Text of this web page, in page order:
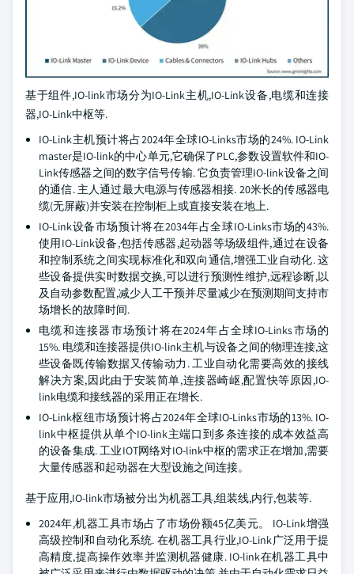
基于组件,IO-link市场分为IO-Link主机,IO-Link设备,电缆和连接
器,IO-Link中枢等.
IO-Link主机预计将占2024年全球IO-Links市场的24%. IO-Link
master是IO-link的中心单元,它确保了PLC,参数设置软件和IO-
Link传感器之间的数字信号传输. 它负责管理IO-link设备之间
的通信. 主人通过最大电源与传感器相接. 20米长的传感器电
缆(无屏蔽)并安装在控制柜上或直接安装在地上.
IO-Link设备市场预计将在2034年占全球IO-Links市场的43%.
使用IO-Link设备,包括传感器,起动器等场级组件,通过在设备
和控制系统之间实现标准化和双向通信,增强工业自动化. 这
些设备提供实时数据交换,可以进行预测性维护,远程诊断,以
及自动参数配置,减少人工干预并尽量减少在预测期间支持市
场增长的故障时间.
电缆和连接器市场预计将在2024年占全球IO-Links市场的
15%. 电缆和连接器提供IO-link主机与设备之间的物理连接,这
些设备既传输数据又传输动力. 工业自动化需要高效的接线
解决方案,因此由于安装简单,连接器崎岖,配置快等原因,IO-
link电缆和接线器的采用正在增长.
IO-Link枢纽市场预计将占2024年全球IO-Links市场的13%. IO-
link中枢提供从单个IO-link主端口到多条连接的成本效益高
的设备集成. 工业IOT网络对IO-link中枢的需求正在增加,需要
大量传感器和起动器在大型设施之间连接。
基于应用,IO-link市场被分出为机器工具,组装线,内行,包装等.
2024年,机器工具市场占了市场份额45亿美元。 IO-Link增强
高级控制和自动化系统. 在机器工具行业,IO-Link广泛用于提
高精度,提高操作效率并监测机器健康. IO-link在机器工具中